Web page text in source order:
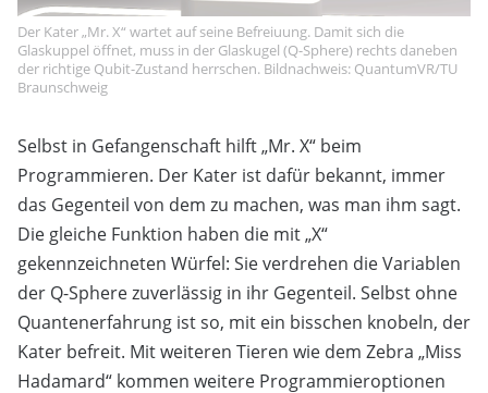
Der Kater „Mr. X“ wartet auf seine Befreiuung. Damit sich die
Glaskuppel öffnet, muss in der Glaskugel (Q-Sphere) rechts daneben
der richtige Qubit-Zustand herrschen. Bildnachweis: QuantumVR/TU
Braunschweig
Selbst in Gefangenschaft hilft „Mr. X“ beim
Programmieren. Der Kater ist dafür bekannt, immer
das Gegenteil von dem zu machen, was man ihm sagt.
Die gleiche Funktion haben die mit „X“
gekennzeichneten Würfel: Sie verdrehen die Variablen
der Q-Sphere zuverlässig in ihr Gegenteil. Selbst ohne
Quantenerfahrung ist so, mit ein bisschen knobeln, der
Kater befreit. Mit weiteren Tieren wie dem Zebra „Miss
Hadamard“ kommen weitere Programmieroptionen